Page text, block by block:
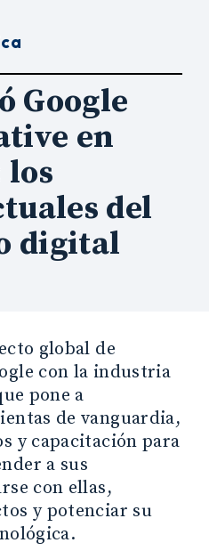
Google
en
del
digital
global de
con la industria
pone a
de vanguardia,
y capacitación para
a sus
con ellas,
y potenciar su